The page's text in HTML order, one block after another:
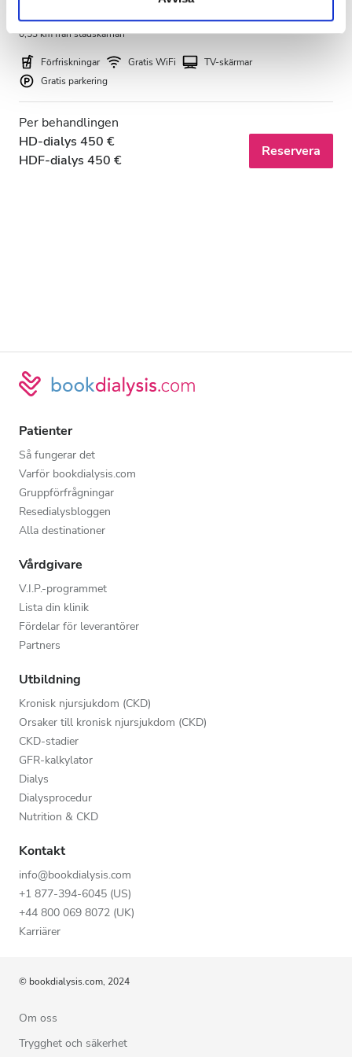
Hikone, Japan
0,53 km från stadskärnan
Förfriskningar Gratis WiFi
TV-skärmar
Gratis parkering
Per behandlingen
HD-dialys 450 €
HDF-dialys 450 €
Reservera
Patienter
Så fungerar det
Varför bookdialysis.com
Gruppförfrågningar
Resedialysbloggen
Alla destinationer
Vårdgivare
V.I.P.-programmet
Lista din klinik
Fördelar för leverantörer
Partners
Utbildning
Kronisk njursjukdom (CKD)
Orsaker till kronisk njursjukdom (CKD)
CKD-stadier
GFR-kalkylator
Dialys
Dialysprocedur
Nutrition & CKD
Kontakt
info@bookdialysis.com
+1 877-394-6045 (US)
+44 800 069 8072 (UK)
Karriärer
© bookdialysis.com, 2024
Om oss
Trygghet och säkerhet